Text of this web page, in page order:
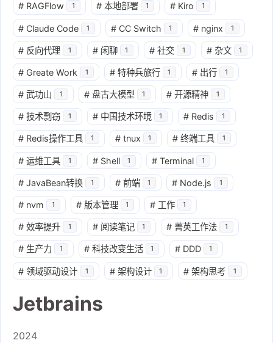
# RAGFlow 1 # 本地部署 1 # Kiro 1
# Claude Code 1 # CC Switch 1 # nginx 1
# 反向代理 1 # 闲聊 1 # 社交 1 # 杂文 1
# Greate Work 1 # 特种兵旅行 1 # 出行 1
# 武功山 1 # 盘古大模型 1 # 开源精神 1
# 技术剽窃 1 # 中国技术环境 1 # Redis 1
# Redis操作工具 1 # tnux 1 # 终端工具 1
# 运维工具 1 # Shell 1 # Terminal 1
# JavaBean转换 1 # 前端 1 # Node.js 1
# nvm 1 # 版本管理 1 # 工作 1
# 效率提升 1 # 阅读笔记 1 # 菁英工作法 1
# 生产力 1 # 科技改变生活 1 # DDD 1
# 领域驱动设计 1 # 架构设计 1 # 架构思考 1
Jetbrains
2024